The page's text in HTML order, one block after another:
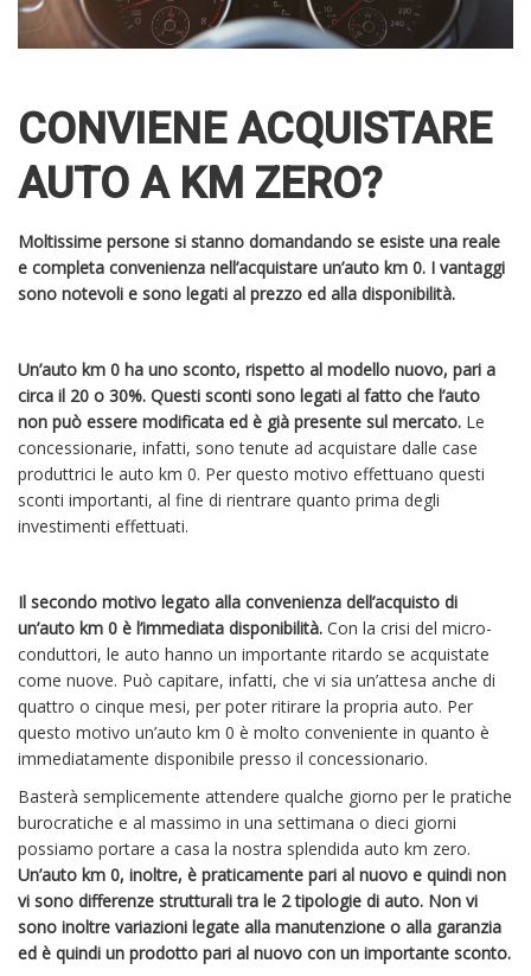
CONVIENE ACQUISTARE
AUTO A KM ZERO?
Moltissime persone si stanno domandando se esiste una reale
e completa convenienza nell’acquistare un’auto km 0. I vantaggi
sono notevoli e sono legati al prezzo ed alla disponibilità.
Un’auto km 0 ha uno sconto, rispetto al modello nuovo, pari a
circa il 20 o 30%. Questi sconti sono legati al fatto che l’auto
non può essere modificata ed è già presente sul mercato. Le
concessionarie, infatti, sono tenute ad acquistare dalle case
produttrici le auto km 0. Per questo motivo effettuano questi
sconti importanti, al fine di rientrare quanto prima degli
investimenti effettuati.
Il secondo motivo legato alla convenienza dell’acquisto di
un’auto km 0 è l’immediata disponibilità. Con la crisi del micro-
conduttori, le auto hanno un importante ritardo se acquistate
come nuove. Può capitare, infatti, che vi sia un’attesa anche di
quattro o cinque mesi, per poter ritirare la propria auto. Per
questo motivo un’auto km 0 è molto conveniente in quanto è
immediatamente disponibile presso il concessionario.
Basterà semplicemente attendere qualche giorno per le pratiche
burocratiche e al massimo in una settimana o dieci giorni
possiamo portare a casa la nostra splendida auto km zero.
Un’auto km 0, inoltre, è praticamente pari al nuovo e quindi non
vi sono differenze strutturali tra le 2 tipologie di auto. Non vi
sono inoltre variazioni legate alla manutenzione o alla garanzia
ed è quindi un prodotto pari al nuovo con un importante sconto.